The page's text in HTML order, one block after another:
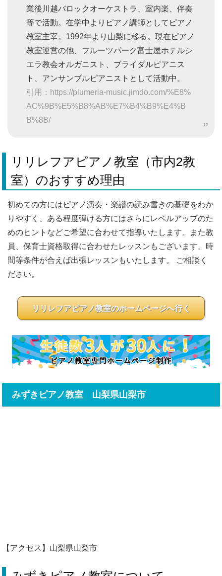
業後川越バロックオーケストラ、室内楽、伴奏
等で活動。在学中よりピアノ講師としてピアノ
教室主宰。1992年より山梨に移る。現在ピアノ
教室運営の他、フルーツパーク富士屋ホテルシ
エラ教会オルガニスト、ブライダルピアニス
ト、アンサンブルピアニストとして活動中。
引用：https://plumeria-music.jimdo.com/%E8%
AC%9B%E5%B8%AB%E7%B4%B9%E4%B
B%8B/
リリレフアピアノ教室（市内2教
室）のおすすめ理由
初めての方にはピアノ演奏・楽譜の読み書きの基礎をわか
りやすく、ある程度弾ける方にはさらにレベルアップのた
めのヒントなどご希望に合わせて指導いたします。また教
員、保育士資格取得に合わせたレッスンもございます。時
間等条件が合えば出張レッスンもいたします。 ご相談く
ださい。
リリレフアピアノ教室のホームページへ行く
みずきピアノ教室 山梨県山梨市
【アクセス】山梨県山梨市